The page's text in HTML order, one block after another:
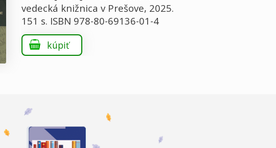
vedecká knižnica v Prešove, 2025.
151 s. ISBN 978-80-69136-01-4
kúpiť